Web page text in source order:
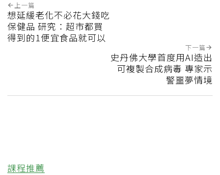
上一篇
想延緩老化不必花大錢吃
保健品 研究：超市都買
得到的1便宜食品就可以
下一篇
史丹佛大學首度用AI造出
可複製合成病毒 專家示
警噩夢情境
課程推薦